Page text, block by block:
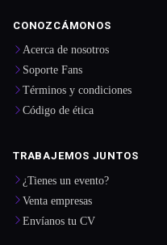
CONOZCÁMONOS
Acerca de nosotros
Soporte Fans
Términos y condiciones
Código de ética
TRABAJEMOS JUNTOS
¿Tienes un evento?
Venta empresas
Envíanos tu CV